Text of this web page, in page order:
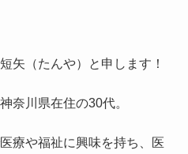
矢（たんや）と申します！
奈川県在住の30代。
療や福祉に興味を持ち、医